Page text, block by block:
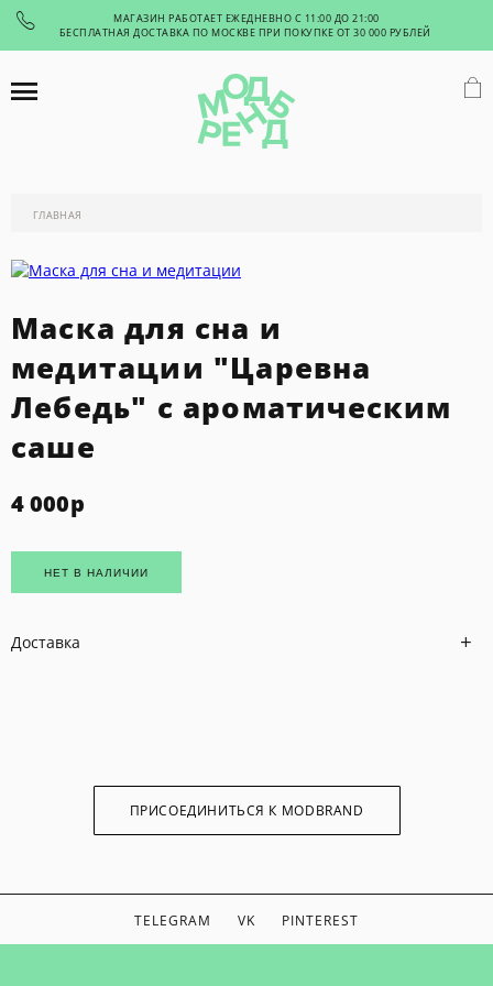
МАГАЗИН РАБОТАЕТ ЕЖЕДНЕВНО С 11:00 ДО 21:00
БЕСПЛАТНАЯ ДОСТАВКА ПО МОСКВЕ ПРИ ПОКУПКЕ ОТ 30 000 РУБЛЕЙ
ГЛАВНАЯ
Маска для сна и
медитации "Царевна
Лебедь" с ароматическим
саше
4 000р
НЕТ В НАЛИЧИИ
Доставка
ПРИСОЕДИНИТЬСЯ К MODBRAND
TELEGRAM VK PINTEREST